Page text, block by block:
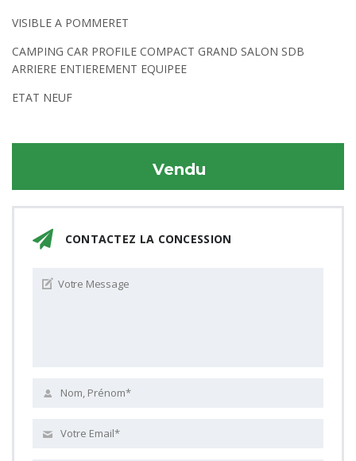
VISIBLE A POMMERET
CAMPING CAR PROFILE COMPACT GRAND SALON SDB
ARRIERE ENTIEREMENT EQUIPEE
ETAT NEUF
Vendu
CONTACTEZ LA CONCESSION